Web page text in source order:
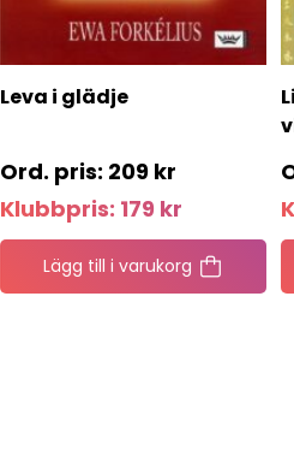
Leva i glädje
209 kr
Klubbpris: 179 kr
Lägg till i varukorg